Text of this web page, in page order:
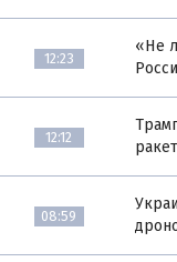
12:23
«Не
12:12
08:59